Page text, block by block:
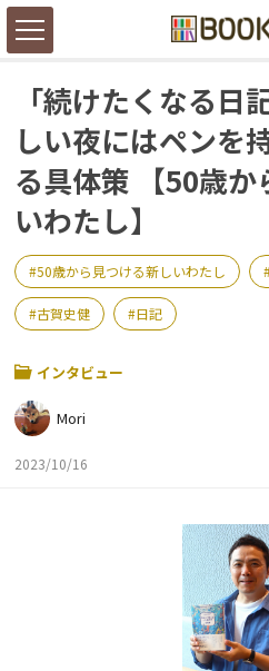
「続けたくなる日
しい夜にはペンを
る具体策 【50歳か
いわたし】
50歳から見つける新しいわたし
古賀史健 日記
インタビュー
Mori
2023/10/16